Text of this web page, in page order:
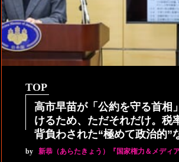
TOP
高市早苗が「公約を守る首相
けるため、ただそれだけ。税
背負わされた“極めて政治的”
by 新恭（あらたきょう）『国家権力＆メディ